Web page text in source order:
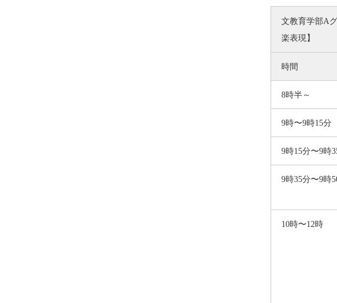
文教育学部A
楽表現】
時間
8時半～
9時〜9時15分
9時15分〜9時
9時35分〜9時
10時〜12時